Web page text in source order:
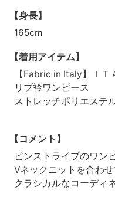
【身長】
165cm
【着用アイテム】
【Fabric in Italy】Ｉ
リブ衿ワンピース
ストレッチポリエステ
【コメント】
ピンストライプのワン
Vネックニットを合わせ
クラシカルなコーディ